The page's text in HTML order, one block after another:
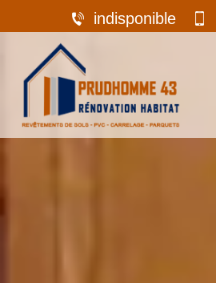
indisponible